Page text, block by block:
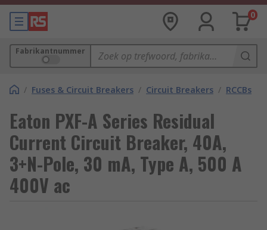
0
Fabrikantnummer
/ Fuses & Circuit Breakers / Circuit Breakers / RCCBs
Eaton PXF-A Series Residual
Current Circuit Breaker, 40A,
3+N-Pole, 30 mA, Type A, 500 A
400V ac